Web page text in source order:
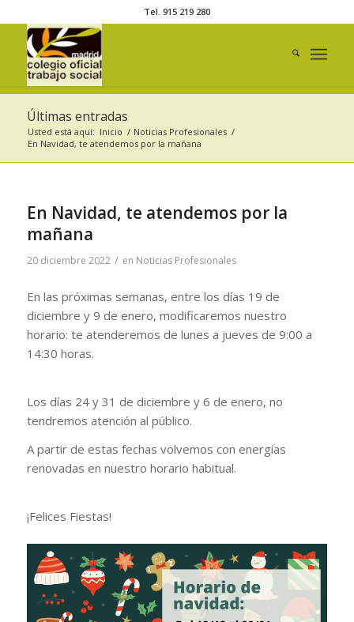
Tel. 915 219 280
Últimas entradas
Usted está aquí: Inicio / Noticias Profesionales /
En Navidad, te atendemos por la mañana
En Navidad, te atendemos por la
mañana
20 diciembre 2022 / en Noticias Profesionales
En las próximas semanas, entre los días 19 de
diciembre y 9 de enero, modificaremos nuestro
horario: te atenderemos de lunes a jueves de 9:00 a
14:30 horas.
Los días 24 y 31 de diciembre y 6 de enero, no
tendremos atención al público.
A partir de estas fechas volvemos con energías
renovadas en nuestro horario habitual.
¡Felices Fiestas!